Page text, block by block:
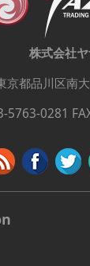
株式会社
京都品川区南
5763-0281